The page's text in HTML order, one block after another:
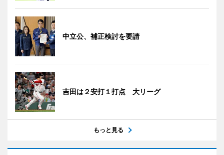
中立公、補正検討を要請
吉田は２安打１打点 大リーグ
もっと見る